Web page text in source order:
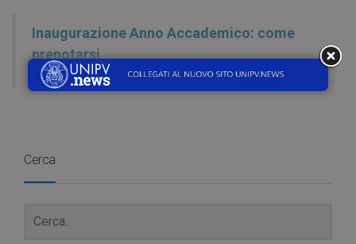
Inaugurazione Anno Accademico: come
prenotarsi
Cerca